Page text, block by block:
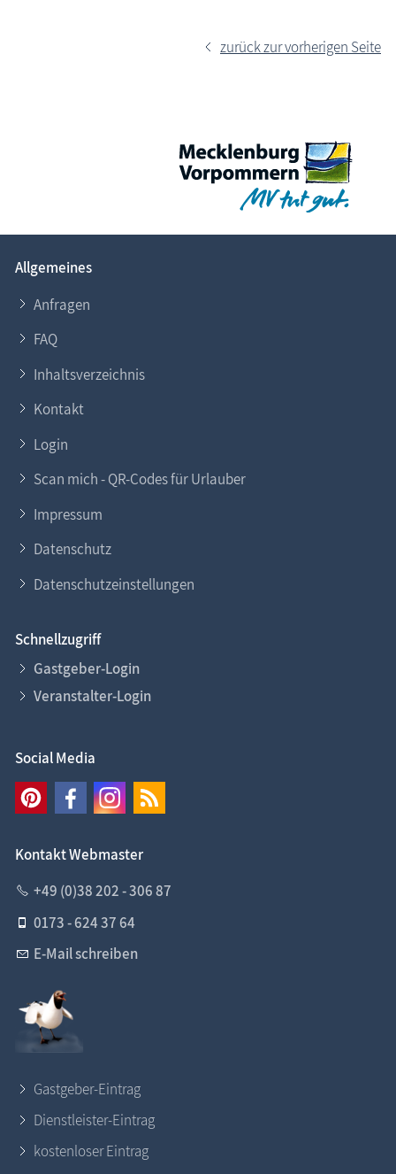
zurück zur vorherigen Seite
Allgemeines
Anfragen
FAQ
Inhaltsverzeichnis
Kontakt
Login
Scan mich - QR-Codes für Urlauber
Impressum
Datenschutz
Datenschutzeinstellungen
Schnellzugriff
Gastgeber-Login
Veranstalter-Login
Social Media
Kontakt Webmaster
+49 (0)38 202 - 306 87
0173 - 624 37 64
E-Mail schreiben
Gastgeber-Eintrag
Dienstleister-Eintrag
kostenloser Eintrag